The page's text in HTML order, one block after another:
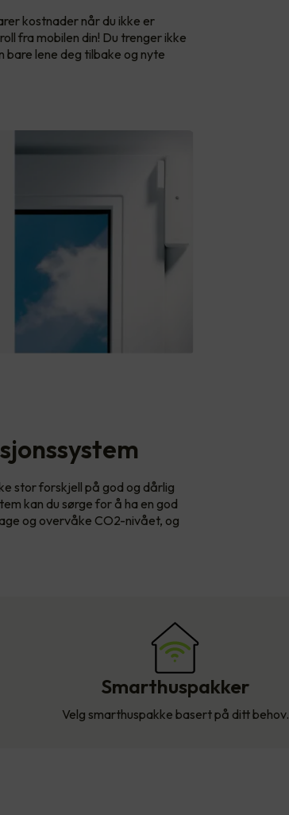
kostnader når du ikke er
fra mobilen din! Du trenger ikke
bare lene deg tilbake og nyte
stor forskjell på god og dårlig
kan du sørge for å ha en god
og overvåke CO2-nivået, og
Smarthuspakker
Velg smarthuspakke basert på ditt behov.